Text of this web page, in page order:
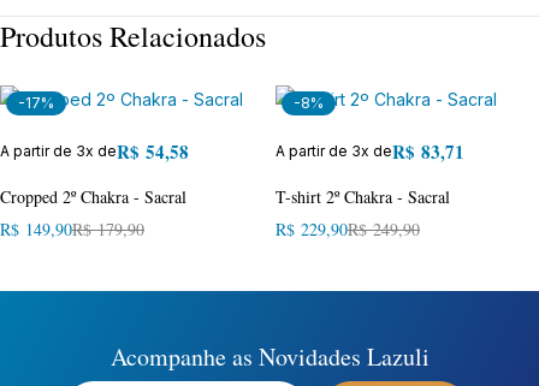
Produtos Relacionados
-17%
A partir de 3x deR$ 54,58
Cropped 2º Chakra - Sacral
R$179,90
R$ 149,90
-8%
A partir de 3x deR$ 83,71
T-shirt 2º Chakra - Sacral
R$249,90
R$ 229,90
Acompanhe as Novidades Lazuli